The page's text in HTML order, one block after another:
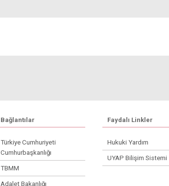
Bağlantılar
Türkiye Cumhuriyeti
Cumhurbaşkanlığı
TBMM
Adalet Bakanlığı
Faydalı Linkler
Hukuki Yardım
UYAP Bilişim Sistemi